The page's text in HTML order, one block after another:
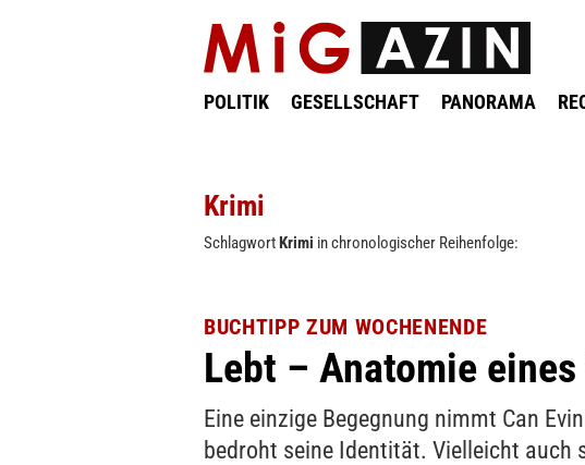
POLITIK GESELLSCHAFT PANORAMA
Krimi
SchlagwortKrimi in chronologischer Reihenfolge:
BUCHTIPP ZUM WOCHENENDE
Lebt – Anatomie
Eine einzige Begegnung nimmt Can
bedroht seine Identität. Vielleicht auch